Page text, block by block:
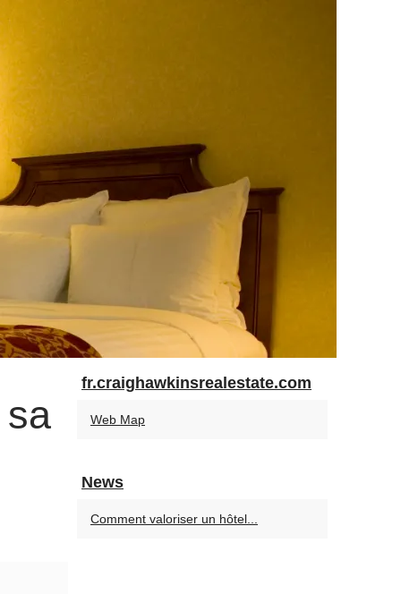
fr.craighawkinsrealestate.com
Web Map
News
Comment valoriser un hôtel...